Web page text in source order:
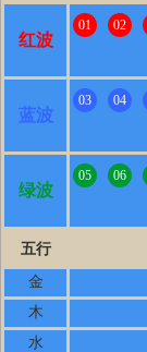
红波
01 02
蓝波
03 04
绿波
05 06
五行
金
木
水